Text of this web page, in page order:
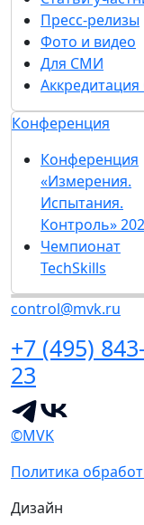
Пресс-релизы
Фото и видео
Для СМИ
Конференция
Конференция
«Измерения.
Испытания.
Контроль»
Чемпионат
TechSkills
control@mvk.ru
+7 (495)
23
©MVK
Политика
Дизайн